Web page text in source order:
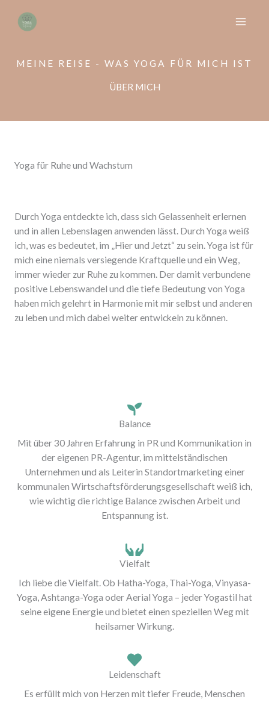
Inhalt
MEINE REISE - WAS YOGA FÜR MICH IST
ÜBER MICH
Yoga für Ruhe und Wachstum
Durch Yoga entdeckte ich, dass sich Gelassenheit erlernen
und in allen Lebenslagen anwenden lässt. Durch Yoga weiß
ich, was es bedeutet, im „Hier und Jetzt“ zu sein. Yoga ist für
mich eine niemals versiegende Kraftquelle und ein Weg,
immer wieder zur Ruhe zu kommen. Der damit verbundene
positive Lebenswandel und die tiefe Bedeutung von Yoga
haben mich gelehrt in Harmonie mit mir selbst und anderen
zu leben und mich dabei weiter entwickeln zu können.
Balance
Mit über 30 Jahren Erfahrung in PR und Kommunikation in
der eigenen PR-Agentur, im mittelständischen
Unternehmen und als Leiterin Standortmarketing einer
kommunalen Wirtschaftsförderungsgesellschaft weiß ich,
wie wichtig die richtige Balance zwischen Arbeit und
Entspannung ist.
Vielfalt
Ich liebe die Vielfalt. Ob Hatha-Yoga, Thai-Yoga, Vinyasa-
Yoga, Ashtanga-Yoga oder Aerial Yoga – jeder Yogastil hat
seine eigene Energie und bietet einen speziellen Weg mit
heilsamer Wirkung.
Leidenschaft
Es erfüllt mich von Herzen mit tiefer Freude, Menschen